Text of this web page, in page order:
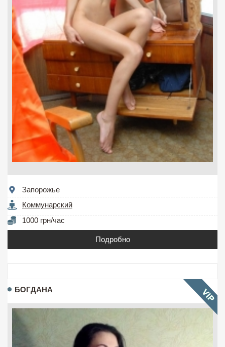
Запорожье
Коммунарский
1000 грн/час
Подробно
БОГДАНА